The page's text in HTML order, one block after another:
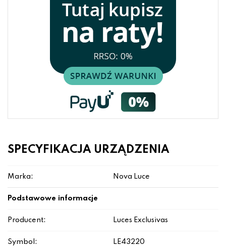
SPECYFIKACJA URZĄDZENIA
Marka: Nova Luce
Podstawowe informacje
Producent: Luces Exclusivas
Symbol: LE43220